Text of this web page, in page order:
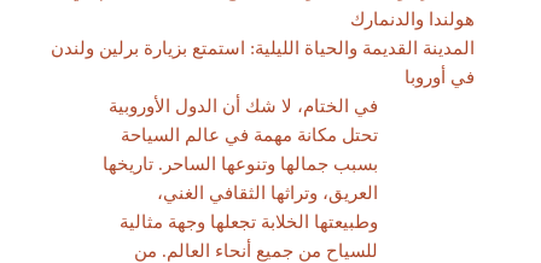
هولندا والدنمارك
المدينة القديمة والحياة الليلية: استمتع بزيارة برلين ولندن
في أوروبا
في الختام، لا شك أن الدول الأوروبية
تحتل مكانة مهمة في عالم السياحة
بسبب جمالها وتنوعها الساحر. تاريخها
العريق، وتراثها الثقافي الغني،
وطبيعتها الخلابة تجعلها وجهة مثالية
للسياح من جميع أنحاء العالم. من